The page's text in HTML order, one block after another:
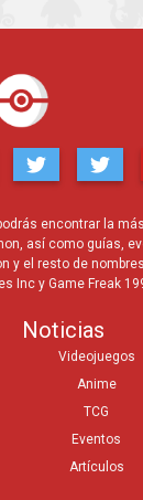
encontrar la
así como guías,
y el resto de
Inc y Game Freak
Noticias
Videojuegos
Anime
TCG
Eventos
Artículos